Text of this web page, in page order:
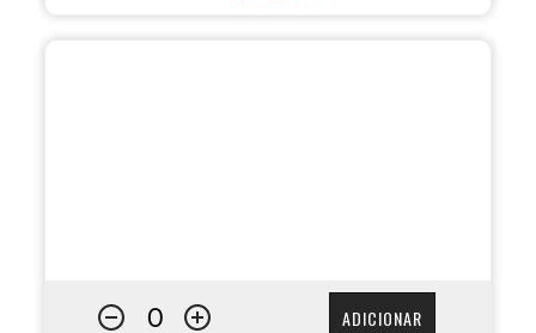
ADICIONAR